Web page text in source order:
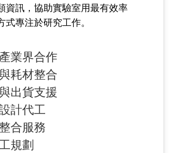
資訊，協助實驗室用最有效率
式專注於研究工作。
業界合作
耗材整合
出貨支援
計代工
合服務
規劃